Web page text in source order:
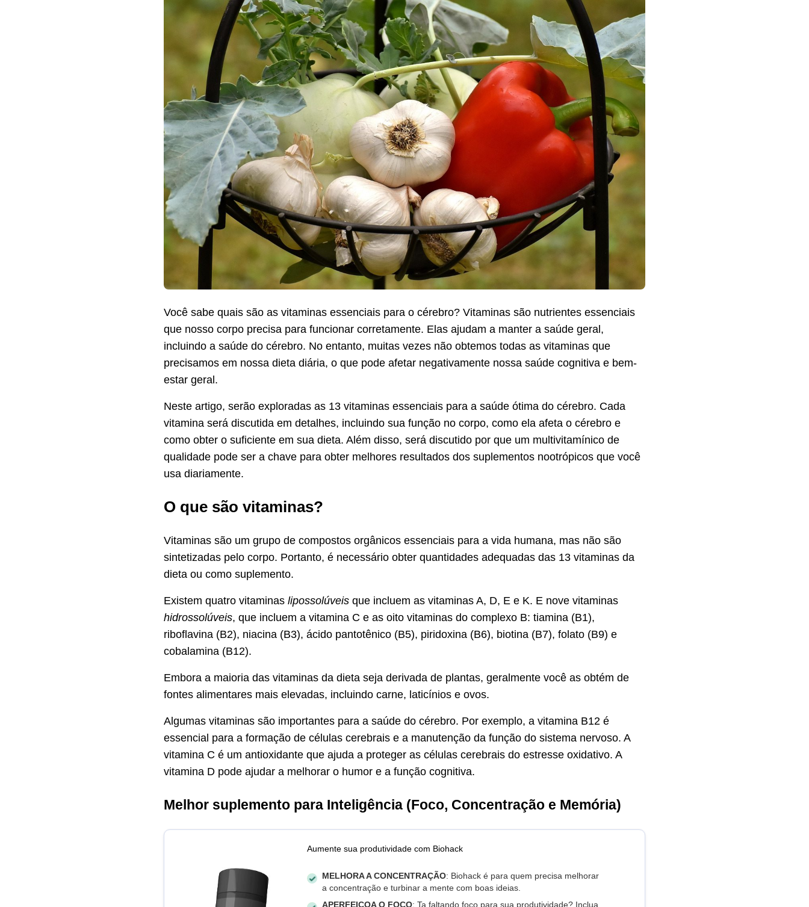
Você sabe quais são as vitaminas essenciais para o cérebro? Vitaminas são nutrientes essenciais
que nosso corpo precisa para funcionar corretamente. Elas ajudam a manter a saúde geral,
incluindo a saúde do cérebro. No entanto, muitas vezes não obtemos todas as vitaminas que
precisamos em nossa dieta diária, o que pode afetar negativamente nossa saúde cognitiva e bem-
estar geral.
Neste artigo, serão exploradas as 13 vitaminas essenciais para a saúde ótima do cérebro. Cada
vitamina será discutida em detalhes, incluindo sua função no corpo, como ela afeta o cérebro e
como obter o suficiente em sua dieta. Além disso, será discutido por que um multivitamínico de
qualidade pode ser a chave para obter melhores resultados dos suplementos nootrópicos que você
usa diariamente.
O que são vitaminas?
Vitaminas são um grupo de compostos orgânicos essenciais para a vida humana, mas não são
sintetizadas pelo corpo. Portanto, é necessário obter quantidades adequadas das 13 vitaminas da
dieta ou como suplemento.
Existem quatro vitaminas lipossolúveis que incluem as vitaminas A, D, E e K. E nove vitaminas
hidrossolúveis, que incluem a vitamina C e as oito vitaminas do complexo B: tiamina (B1),
riboflavina (B2), niacina (B3), ácido pantotênico (B5), piridoxina (B6), biotina (B7), folato (B9) e
cobalamina (B12).
Embora a maioria das vitaminas da dieta seja derivada de plantas, geralmente você as obtém de
fontes alimentares mais elevadas, incluindo carne, laticínios e ovos.
Algumas vitaminas são importantes para a saúde do cérebro. Por exemplo, a vitamina B12 é
essencial para a formação de células cerebrais e a manutenção da função do sistema nervoso. A
vitamina C é um antioxidante que ajuda a proteger as células cerebrais do estresse oxidativo. A
vitamina D pode ajudar a melhorar o humor e a função cognitiva.
Melhor suplemento para Inteligência (Foco, Concentração e Memória)
Aumente sua produtividade com Biohack
MELHORA A CONCENTRAÇÃO: Biohack é para quem precisa melhorar
a concentração e turbinar a mente com boas ideias.
APERFEIÇOA O FOCO: Ta faltando foco para sua produtividade? Inclua